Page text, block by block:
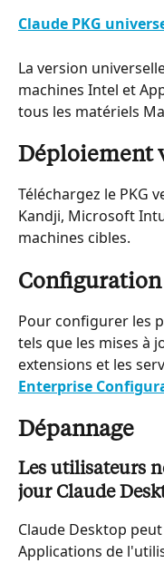
Claude PKG
La version
machines Intel et
tous les matériels
Déploiement
Téléchargez le PKG
Kandji, Microsoft
machines cibles.
Configuration
Pour configurer les
tels que les mises à
extensions et les
Enterprise
Dépannage
Les utilisateurs
jour Claude
Claude Desktop
Applications de